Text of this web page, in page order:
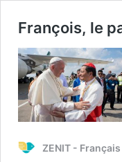
François, le
ZENIT - Français